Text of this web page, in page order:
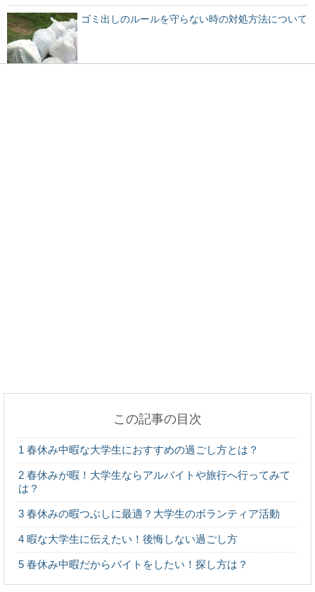
ゴミ出しのルールを守らない時の対処方法について
アゲハの幼虫にあげるエサは何がベスト？飼育方法
を教えます！
会社のトイレで寝る人多数！？トイレでの寝方と注
意点
この記事の目次
1 春休み中暇な大学生におすすめの過ごし方とは？
2 春休みが暇！大学生ならアルバイトや旅行へ行ってみて
は？
3 春休みの暇つぶしに最適？大学生のボランティア活動
4 暇な大学生に伝えたい！後悔しない過ごし方
5 春休み中暇だからバイトをしたい！探し方は？